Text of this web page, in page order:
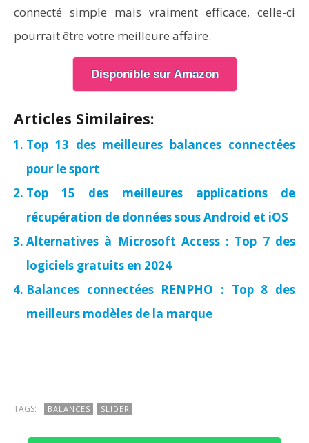
connecté simple mais vraiment efficace, celle-ci
pourrait être votre meilleure affaire.
Disponible sur Amazon
Articles Similaires:
Top 13 des meilleures balances connectées
pour le sport
Top 15 des meilleures applications de
récupération de données sous Android et iOS
Alternatives à Microsoft Access : Top 7 des
logiciels gratuits en 2024
Balances connectées RENPHO : Top 8 des
meilleurs modèles de la marque
TAGS: BALANCES SLIDER